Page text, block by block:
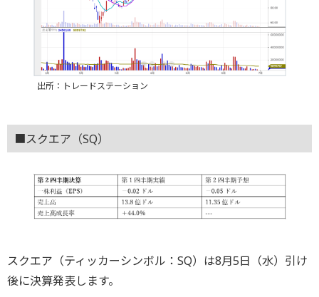
出所：トレードステーション
■スクエア（SQ）
スクエア（ティッカーシンボル：SQ）は8月5日（水）引け
後に決算発表します。